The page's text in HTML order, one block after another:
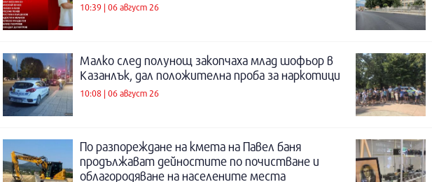
10:39 | 06 август 26
Малко след полунощ закопчаха млад шофьор в
Казанлък, дал положителна проба за наркотици
10:08 | 06 август 26
По разпореждане на кмета на Павел баня
продължават дейностите по почистване и
облагородяване на населените места